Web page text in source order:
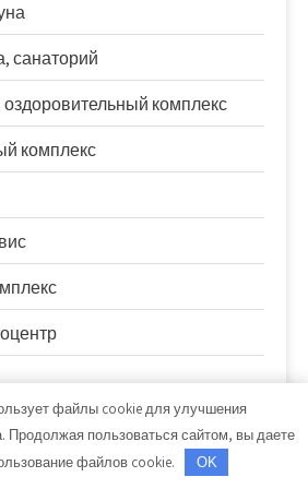
санаторий
оздоровительный комплекс
комплекс
интернет-магазин
файлы cookie для улучшения
Продолжая пользоваться сайтом, вы даете
файлов cookie.
OK